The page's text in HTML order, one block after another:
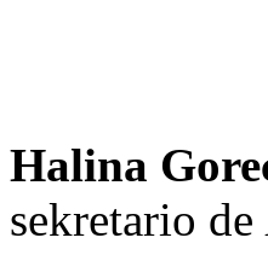
Halina
sekretario de